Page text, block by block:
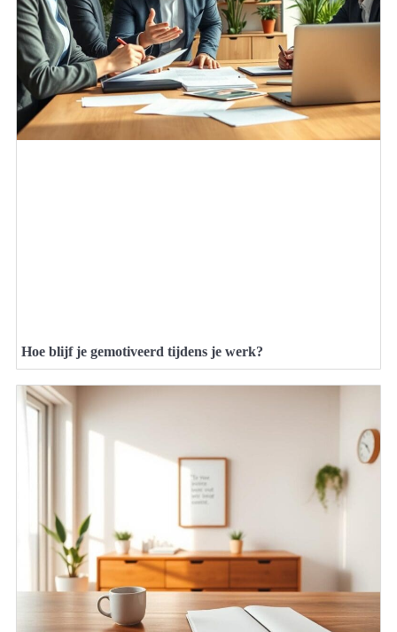
Hoe blijf je gemotiveerd tijdens je werk?